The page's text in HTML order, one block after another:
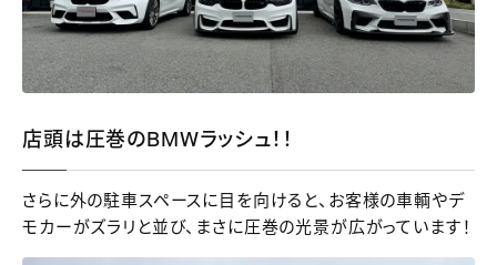
店頭は圧巻のBMWラッシュ！！
さらに外の駐車スペースに目を向けると、お客様の車輌やデ
モカーがズラリと並び、まさに圧巻の光景が広がっています！